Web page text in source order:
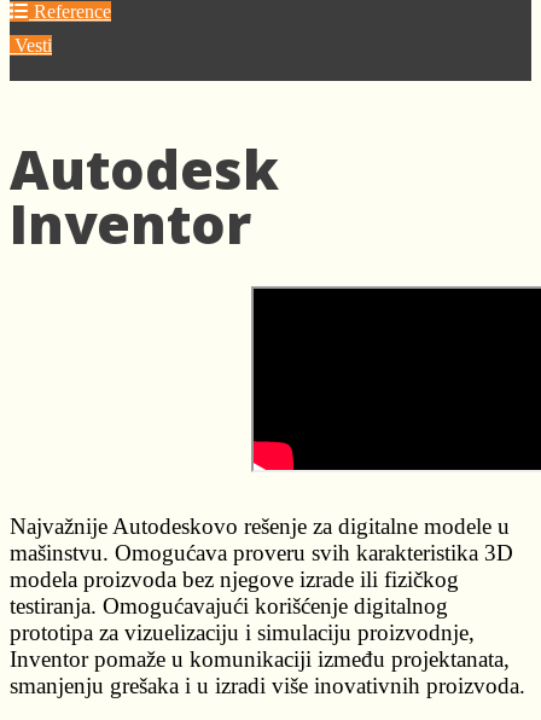
Reference
Vesti
Autodesk
Inventor
Najvažnije Autodeskovo rešenje za digitalne modele u
mašinstvu. Omogućava proveru svih karakteristika 3D
modela proizvoda bez njegove izrade ili fizičkog
testiranja. Omogućavajući korišćenje digitalnog
prototipa za vizuelizaciju i simulaciju proizvodnje,
Inventor pomaže u komunikaciji između projektanata,
smanjenju grešaka i u izradi više inovativnih proizvoda.